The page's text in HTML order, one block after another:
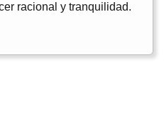
racional y tranquilidad.